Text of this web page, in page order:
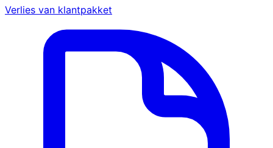
Verlies van klantpakket